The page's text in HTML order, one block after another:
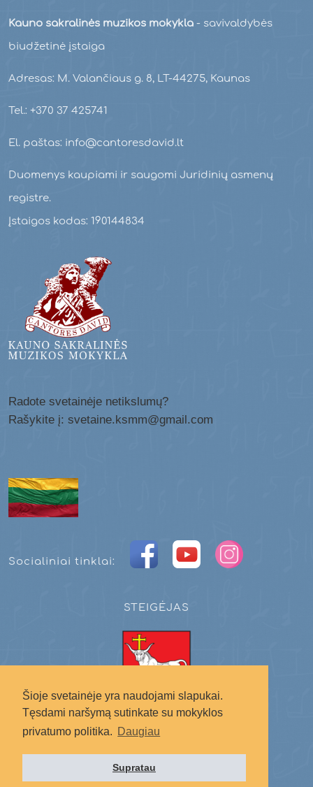
Šioje svetainėje yra naudojami slapukai.
Tęsdami naršymą sutinkate su mokyklos
privatumo politika. Daugiau
Supratau
Kauno sakralinės muzikos mokykla - savivaldybės
biudžetinė įstaiga
Adresas: M. Valančiaus g. 8, LT-44275, Kaunas
Tel.: +370 37 425741
El. paštas: info@cantoresdavid.lt
Duomenys kaupiami ir saugomi Juridinių asmenų
registre.
Įstaigos kodas: 190144834
Radote svetainėje netikslumų?
Rašykite į: svetaine.ksmm@gmail.com
Socialiniai tinklai:
STEIGĖJAS